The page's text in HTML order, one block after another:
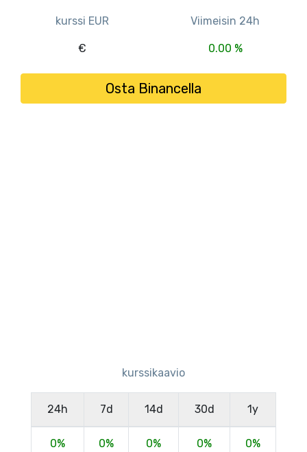
kurssi EUR
€
Viimeisin 24h
0.00 %
Osta Binancella
kurssikaavio
24h 7d 14d 30d 1y
0% 0% 0% 0% 0%